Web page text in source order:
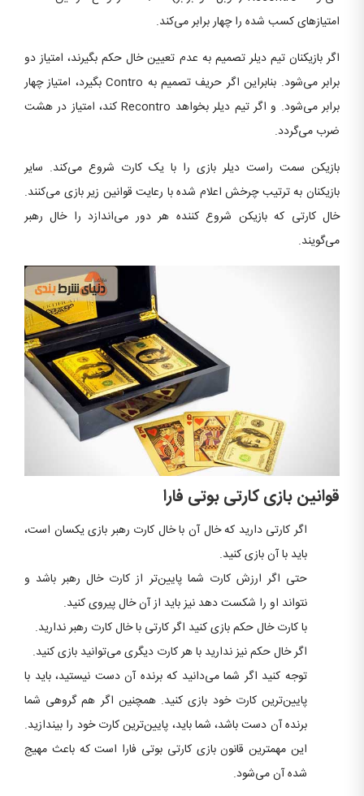
امتیازهای کسب شده را چهار برابر می‌کند.
اگر بازیکنان تیم دیلر تصمیم به عدم تعیین خال حکم بگیرند، امتیاز دو
برابر می‌شود. بنابراین اگر حریف تصمیم به Contro بگیرد، امتیاز چهار
برابر می‌شود. و اگر تیم دیلر بخواهد Recontro کند، امتیاز در هشت
ضرب می‌گردد.
بازیکن سمت راست دیلر بازی را با یک کارت شروع می‌کند. سایر
بازیکنان به ترتیب چرخش اعلام شده با رعایت قوانین زیر بازی می‌کنند.
خال کارتی که بازیکن شروع کننده هر دور می‌اندازد را خال رهبر
می‌گویند.
قوانین بازی کارتی بوتی فارا
اگر کارتی دارید که خال آن با خال کارت رهبر بازی یکسان است،
باید با آن بازی کنید.
حتی اگر ارزش کارت شما پایین‌تر از کارت خال رهبر باشد و
نتواند او را شکست دهد نیز باید از آن خال پیروی کنید.
با کارت خال حکم بازی کنید اگر کارتی با خال کارت رهبر ندارید.
اگر خال حکم نیز ندارید با هر کارت دیگری می‌توانید بازی کنید.
توجه کنید اگر شما می‌دانید که برنده آن دست نیستید، باید با
پایین‌ترین کارت خود بازی کنید. همچنین اگر هم گروهی شما
برنده آن دست باشد، شما باید، پایین‌ترین کارت‌ خود را بیندازید.
این مهمترین قانون بازی کارتی بوتی فارا است که باعث مهیج
شده آن می‌شود.